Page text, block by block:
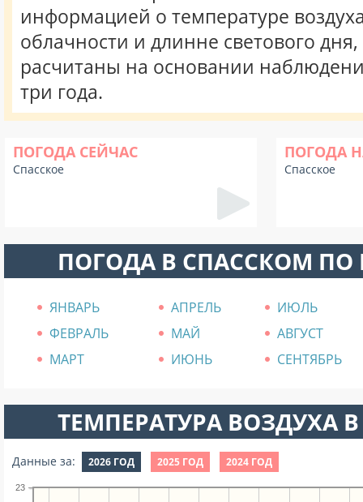
информацией о температуре
облачности и длинне светового
расчитаны на основании
три года.
ПОГОДА СЕЙЧАС
Спасское
ПОГОДА
Спасское
ПОГОДА В СПАССКОМ
ЯНВАРЬ АПРЕЛЬ
ИЮЛЬ
ФЕВРАЛЬ
МАЙ
АВГУСТ
МАРТ
ИЮНЬ СЕНТЯБРЬ
ТЕМПЕРАТУРА ВОЗДУХА В
Данные за: 2026 ГОД 2025 ГОД 2024 ГОД
23